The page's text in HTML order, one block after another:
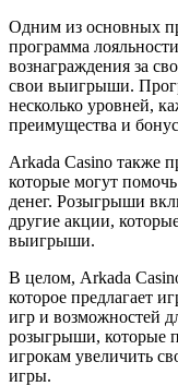
Одним из основных
программа
вознаграждения за
свои выигрыши.
несколько уровней,
преимущества и
Arkada Casino также
которые могут
денег. Розыгрыши
другие акции,
выигрыши.
В целом, Arkada
которое предлагает
игр и возможностей
розыгрыши, которые
игрокам увеличить
игры.